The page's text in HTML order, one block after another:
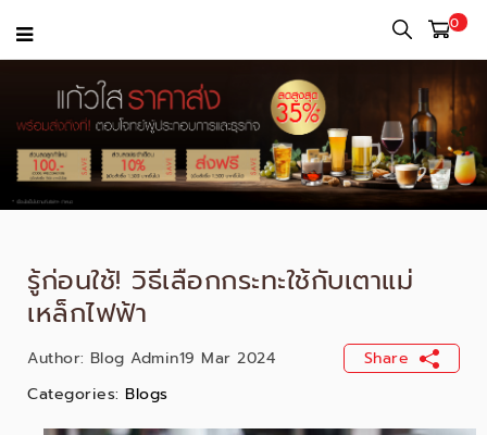
0
รู้ก่อนใช้! วิธีเลือกกระทะใช้กับเตาแม่
เหล็กไฟฟ้า
Share
Author: Blog Admin19 Mar 2024
Categories: Blogs